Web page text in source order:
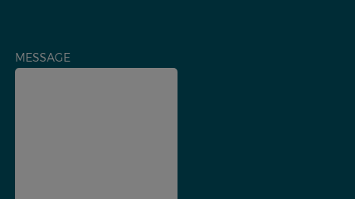
MESSAGE